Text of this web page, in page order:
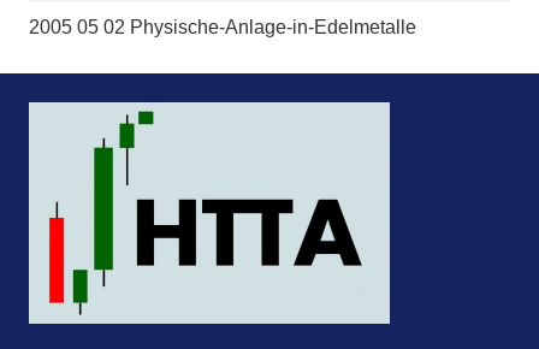
2005 05 02 Physische-Anlage-in-Edelmetalle